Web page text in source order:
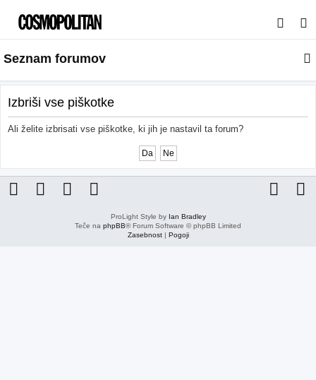
s
a
j
Seznam forumov
Izbriši vse piškotke
Ali želite izbrisati vse piškotke, ki jih je nastavil ta forum?
ProLight Style by Ian Bradley
Teče na phpBB® Forum Software © phpBB Limited
Zasebnost| Pogoji